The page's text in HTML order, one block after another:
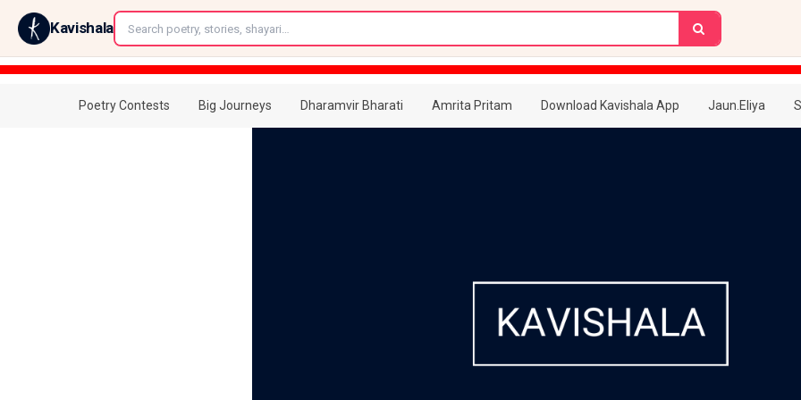
Kavishala
Poetry Contests Big Journeys Dharamvir Bharati Amrita Pritam Download Kavishala App Jaun.Eliya